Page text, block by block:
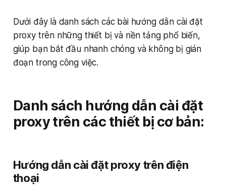
Dưới đây là danh sách các bài hướng dẫn cài đặt
proxy trên những thiết bị và nền tảng phổ biến,
giúp bạn bắt đầu nhanh chóng và không bị gián
đoạn trong công việc.
Danh sách hướng dẫn cài đặt
proxy trên các thiết bị cơ bản:
Hướng dẫn cài đặt proxy trên điện
thoại